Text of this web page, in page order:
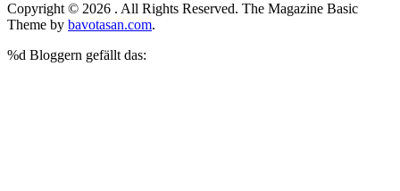
Copyright © 2026 . All Rights Reserved. The Magazine Basic
Theme by bavotasan.com.
%d Bloggern gefällt das: